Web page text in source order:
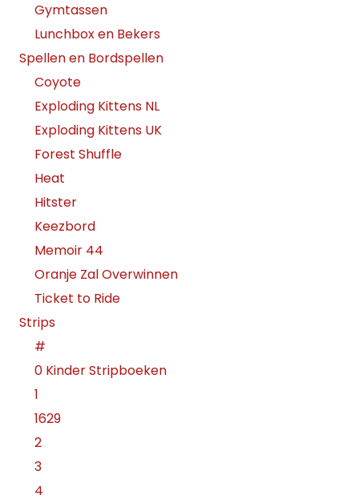
Gymtassen
Lunchbox en Bekers
Spellen en Bordspellen
Coyote
Exploding Kittens NL
Exploding Kittens UK
Forest Shuffle
Heat
Hitster
Keezbord
Memoir 44
Oranje Zal Overwinnen
Ticket to Ride
Strips
#
0 Kinder Stripboeken
1
1629
2
3
4